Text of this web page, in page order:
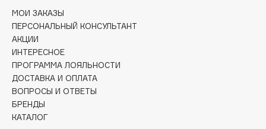
Clive Christian
Club De Nuit
Collagenina
Consly
Corimo
CosRX
Cottolina
МОИ ЗАКАЗЫ
ПЕРСОНАЛЬНЫЙ КОНСУЛЬТАНТ
АКЦИИ
ИНТЕРЕСНОЕ
ПРОГРАММА ЛОЯЛЬНОСТИ
ДОСТАВКА И ОПЛАТА
ВОПРОСЫ И ОТВЕТЫ
БРЕНДЫ
КАТАЛОГ